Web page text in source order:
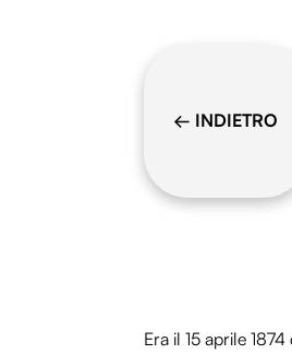
← INDIETRO
Era il 15 aprile